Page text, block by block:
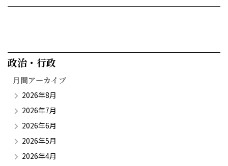
政治・行政​
月間アーカイブ
2026年8月
2026年7月
2026年6月
2026年5月
2026年4月